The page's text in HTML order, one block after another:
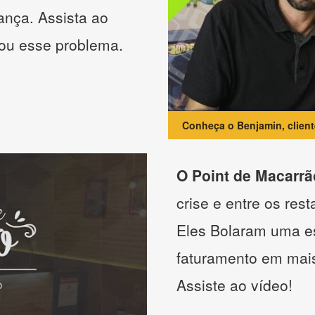
Assista ao
esse problema.
Conheça o Benjamin,
O Point de
crise e entre os
Eles Bolaram uma
faturamento em
Assiste ao vídeo!